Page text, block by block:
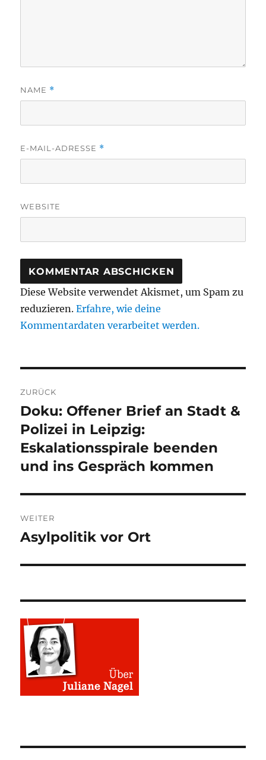
NAME *
E-MAIL-ADRESSE *
WEBSITE
Diese Website verwendet Akismet, um Spam zu
reduzieren.Erfahre, wie deine
Kommentardaten verarbeitet werden.
ZURÜCK
Vorheriger
Beitrag:
Doku: Offener Brief an Stadt &
Polizei in Leipzig:
Eskalationsspirale beenden
und ins Gespräch kommen
WEITER
Nächster
Asylpolitik vor Ort